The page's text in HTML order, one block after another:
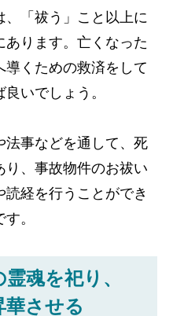
「祓う」こと以上に
あります。亡くなった
くための救済をして
いでしょう。
法事などを通して、死
り、事故物件のお祓い
経を行うことができ
。
魂を祀り、
華させる